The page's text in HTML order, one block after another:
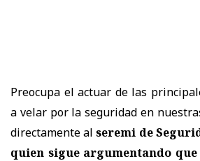
Preocupa el actuar de las
a velar por la seguridad en
directamente alseremi de
quien sigue argumentando